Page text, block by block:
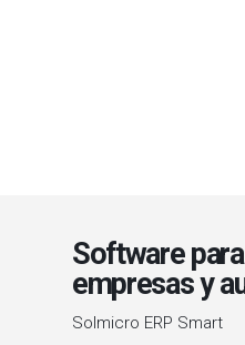
Software
empresas y
Solmicro ERP Smart